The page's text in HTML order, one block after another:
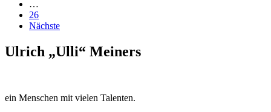
…
26
Nächste
Ulrich „Ulli“ Meiners
ein Menschen mit vielen Talenten.